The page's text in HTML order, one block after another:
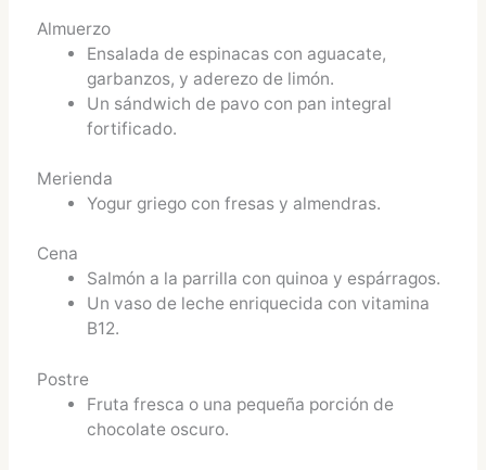
Almuerzo
Ensalada de espinacas con aguacate,
garbanzos, y aderezo de limón.
Un sándwich de pavo con pan integral
fortificado.
Merienda
Yogur griego con fresas y almendras.
Cena
Salmón a la parrilla con quinoa y espárragos.
Un vaso de leche enriquecida con vitamina
B12.
Postre
Fruta fresca o una pequeña porción de
chocolate oscuro.